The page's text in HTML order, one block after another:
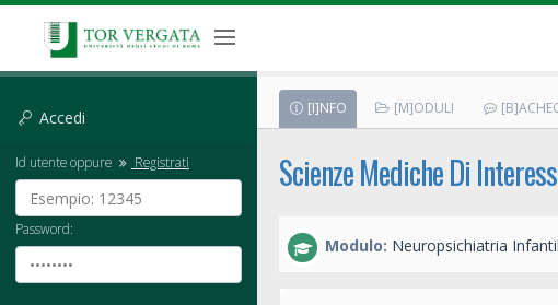
Accedi
Id utente oppure Registrati
Password:
[I]NFO [M]ODULI
Scienze Mediche Di
Modulo: Neuropsichiatria